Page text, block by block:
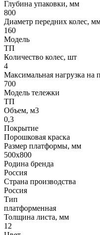
Глубина упаковки, мм
800
Диаметр передних колес,
160
Модель
ТП
Количество колес, шт
4
Максимальная нагрузка на
700
Модель тележки
ТП
Объем, м3
0,3
Покрытие
Порошковая краска
Размер платформы, мм
500х800
Родина бренда
Россия
Страна производства
Россия
Тип
платформенная
Толщина листа, мм
12